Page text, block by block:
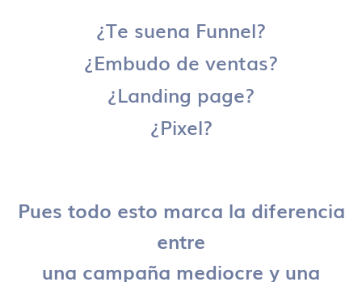
¿Te suena Funnel?
¿Embudo de ventas?
¿Landing page?
¿Pixel?
Pues todo esto marca la diferencia
entre
una campaña mediocre y una